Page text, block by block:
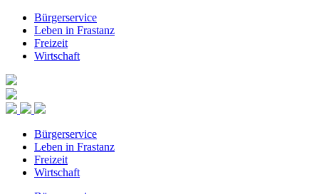
Bürgerservice
Leben in Frastanz
Freizeit
Wirtschaft
Bürgerservice
Leben in Frastanz
Freizeit
Wirtschaft